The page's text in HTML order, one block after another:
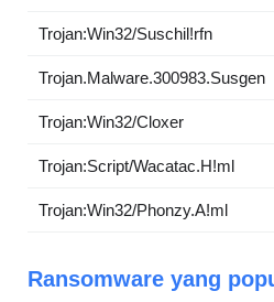
Trojan:Win32/Suschil!rfn
Trojan.Malware.300983.Susgen
Trojan:Win32/Cloxer
Trojan:Script/Wacatac.H!ml
Trojan:Win32/Phonzy.A!ml
Ransomware yang